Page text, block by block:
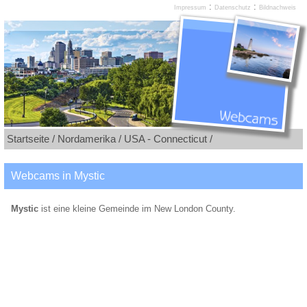
Startseite / Nordamerika / USA - Connecticut /
Webcams in Mystic
Mystic ist eine kleine Gemeinde im New London County.
Impressum : Datenschutz : Bildnachweis